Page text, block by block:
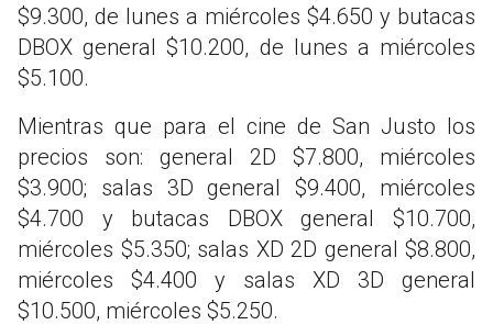
$9.300, de lunes a miércoles $4.650 y butacas
DBOX general $10.200, de lunes a miércoles
$5.100.
Mientras que para el cine de San Justo los
precios son: general 2D $7.800, miércoles
$3.900; salas 3D general $9.400, miércoles
$4.700 y butacas DBOX general $10.700,
miércoles $5.350; salas XD 2D general $8.800,
miércoles $4.400 y salas XD 3D general
$10.500, miércoles $5.250.